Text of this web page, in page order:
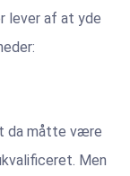
lever af at yde
da måtte være
Men